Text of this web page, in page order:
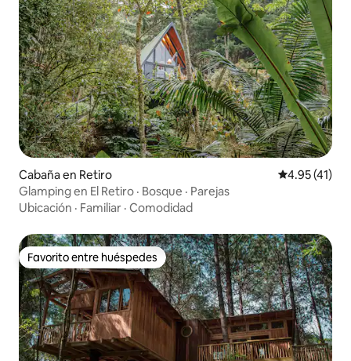
Cabaña en Retiro Calificación
4.95 (41)
Glamping en El Retiro · Bosque · Parejas
Ubicación · Familiar · Comodidad
Favorito entre huéspedes
Favorito entre huéspedes